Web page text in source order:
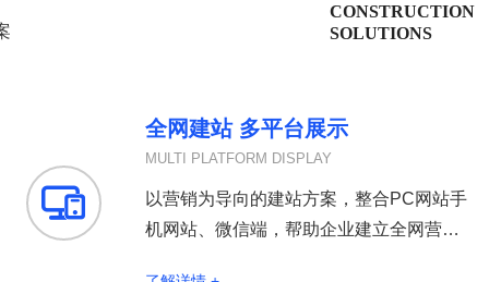
CONSTRUCTION
SOLUTIONS

全网建站 多平台展示
MULTI PLATFORM DISPLAY
以营销为导向的建站方案，整合PC网站手
机网站、微信端，帮助企业建立全网营销